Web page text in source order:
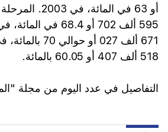
518 ألف 407 أو 60.05 بالمائة.
التفاصيل في عدد اليوم من مجلة